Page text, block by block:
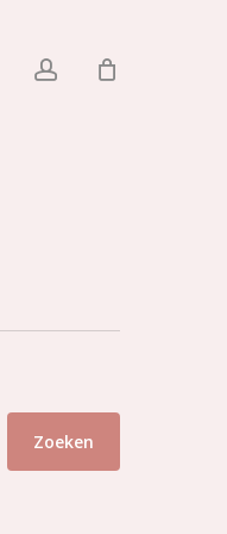
account
Zoeken